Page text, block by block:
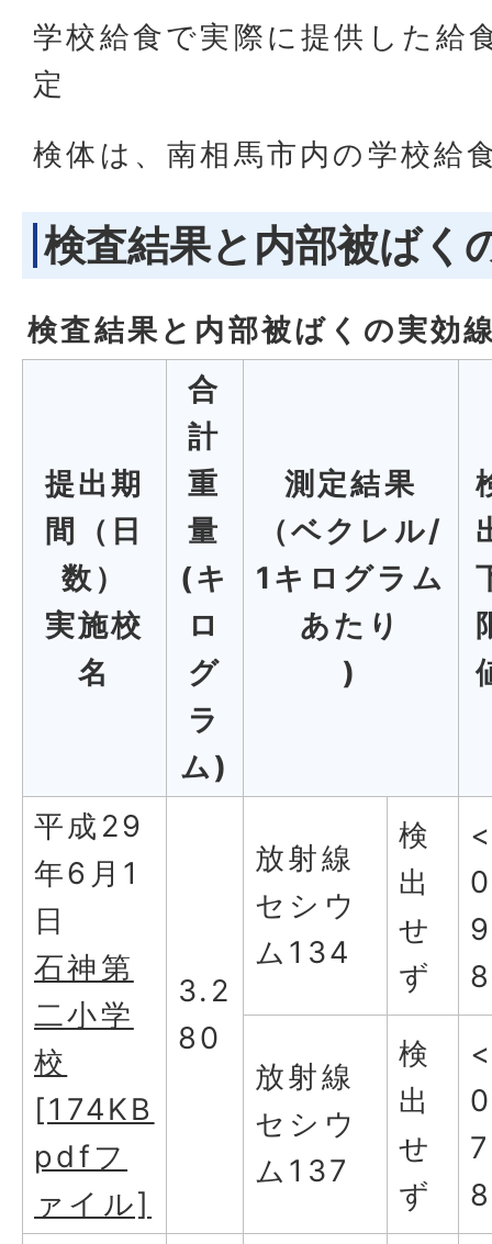
学校給食で実際に提供した給
定
検体は、南相馬市内の学校給
検査結果と内部被ばく
検査結果と内部被ばくの実効
提出期
間（日
数）
実施校
名
合
計
重
量
(キ
ロ
グ
ラ
ム)
測定結果
（ベクレル/
1キログラム
あたり
)
平成29
年6月1
日
石神第
二小学
校
[174KB
pdfフ
ァイル]
3.2
80
放射線
セシウ
ム134
検
出
せ
ず
8
放射線
セシウ
ム137
検
出
せ
ず
8